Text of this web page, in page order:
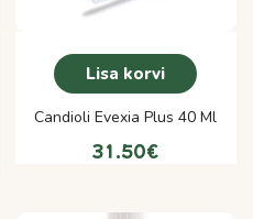
Lisa korvi
Candioli Evexia Plus 40 Ml
31.50€